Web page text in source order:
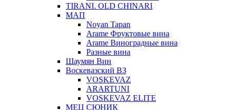
TIRANI. OLD CHINARI
МАП
Noyan Tapan
Arame Фруктовые вина
Arame Виноградные вина
Разные вина
Шаумян Вин
Воскевазский ВЗ
VOSKEVAZ
ARARTUNI
VOSKEVAZ ELITE
МЕЦ СЮНИК